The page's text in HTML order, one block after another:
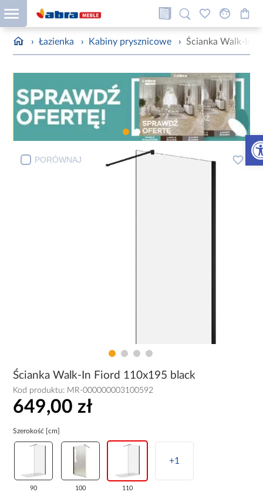
› Łazienka › Kabiny prysznicowe › Ścianka Walk-In
PORÓWNAJ
Ścianka Walk-In Fiord 110x195 black
Kod produktu: MR-000000003100592
649,00 zł
Szerokość [cm]
90 100 110
+1